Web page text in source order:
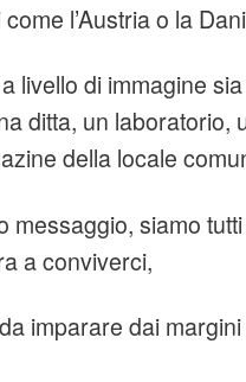
l’Austria o la
livello di immagine
ditta, un laboratorio,
della locale
messaggio, siamo
a conviverci,
imparare dai